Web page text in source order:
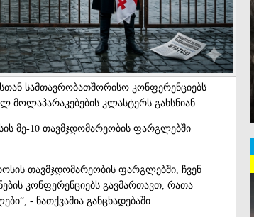
სამთავრობათშორისო კონფერენციებს
მოლაპარაკებების კლასტერს გახსნიან.
მე-10 თავმჯდომარეობის ფარგლებში
თავმჯდომარეობის ფარგლებში, ჩვენ
კონფერენციებს გავმართავთ, რათა
- ნათქვამია განცხადებაში.